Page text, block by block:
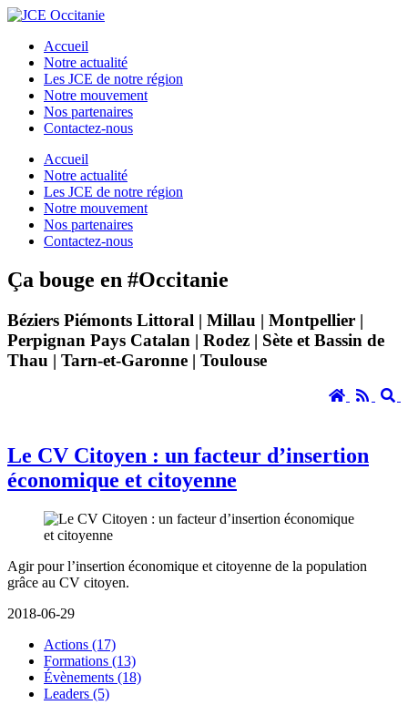
Accueil
Notre actualité
Les JCE de notre région
Notre mouvement
Nos partenaires
Contactez-nous
Accueil
Notre actualité
Les JCE de notre région
Notre mouvement
Nos partenaires
Contactez-nous
Ça bouge en #Occitanie
Béziers Piémonts Littoral | Millau | Montpellier |
Perpignan Pays Catalan | Rodez | Sète et Bassin de
Thau | Tarn-et-Garonne | Toulouse
Accueil
RSS
Le CV Citoyen : un facteur d’insertion
économique et citoyenne
Agir pour l’insertion économique et citoyenne de la population
grâce au CV citoyen.
2018-06-29
Actions (17)
Formations (13)
Évènements (18)
Leaders (5)